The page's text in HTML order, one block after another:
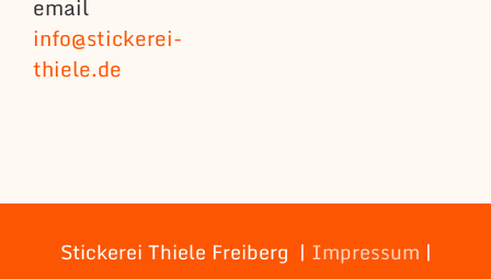
email
info@stickerei-
thiele.de
Stickerei Thiele Freiberg | Impressum |